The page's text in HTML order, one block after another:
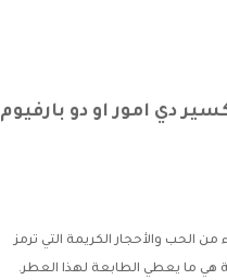
دي امور او دو بارفيوم
الحب والأحجار الكريمة التي ترمز
هي ما يعطي الطابعة لهذا العطر.